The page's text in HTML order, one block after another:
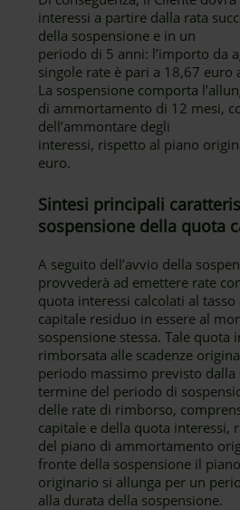
interessi a partire dalla rata
della sospensione e in un
periodo di 5 anni: l’importo da
singole rate è pari a 18,67 euro
La sospensione comporta
di ammortamento di 12 mesi,
dell’ammontare degli
interessi, rispetto al piano
euro.
Sintesi principali
sospensione della quota
A seguito dell’avvio della
provvederà ad emettere rate
quota interessi calcolati al
capitale residuo in essere al
sospensione stessa. Tale quota
rimborsata alle scadenze
periodo massimo previsto dalla
termine del periodo di
delle rate di rimborso,
capitale e della quota interessi,
del piano di ammortamento
fronte della sospensione il
originario si allunga per un
alla durata della sospensione.